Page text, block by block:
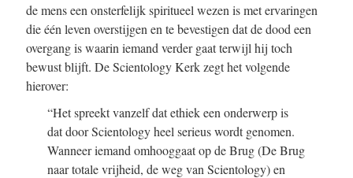
de mens een onsterfelijk spiritueel wezen is met ervaringen
die één leven overstijgen en te bevestigen dat de dood een
overgang is waarin iemand verder gaat terwijl hij toch
bewust blijft. De Scientology Kerk zegt het volgende
hierover:
“Het spreekt vanzelf dat ethiek een onderwerp is
dat door Scientology heel serieus wordt genomen.
Wanneer iemand omhooggaat op de Brug (De Brug
naar totale vrijheid, de weg van Scientology) en